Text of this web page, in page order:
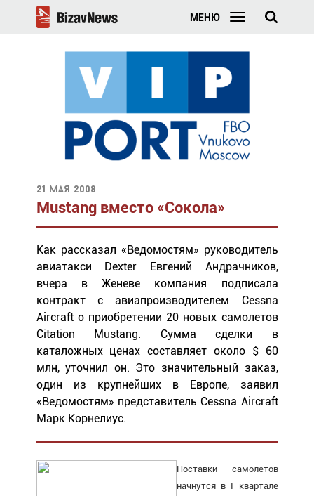
МЕНЮ
21 мая 2008
Mustang вместо «Сокола»
Как рассказал «Ведомостям» руководитель
авиатакси Dexter Евгений Андрачников,
вчера в Женеве компания подписала
контракт с авиапроизводителем Cessna
Aircraft о приобретении 20 новых самолетов
Citation Mustang. Сумма сделки в
каталожных ценах составляет около $ 60
млн, уточнил он. Это значительный заказ,
один из крупнейших в Европе, заявил
«Ведомостям» представитель Cessna Aircraft
Марк Корнелиус.
Поставки самолетов
начнутся в I квартале